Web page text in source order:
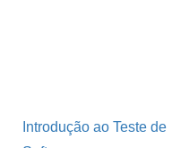
Introdução ao Teste de